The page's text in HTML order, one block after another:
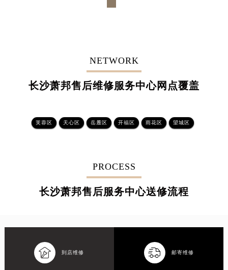
NETWORK
长沙萧邦售后维修服务中心网点覆盖
芙蓉区 天心区 岳麓区 开福区 雨花区 望城区‌
PROCESS
长沙萧邦售后服务中心送修流程
 到店维修  邮寄维修